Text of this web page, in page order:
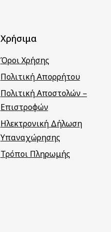
Χρήσιμα
Όροι Χρήσης
Πολιτική Απορρήτου
Πολιτική Αποστολών –
Επιστροφών
Ηλεκτρονική Δήλωση
Υπαναχώρησης
Τρόποι Πληρωμής